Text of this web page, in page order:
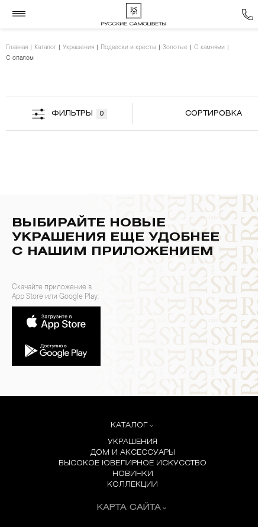
Главная Каталог Украшения Подвески и кресты Золотые
С камнями
С опалом
ФИЛЬТРЫ 0 СОРТИРОВКА
ВЫБИРАЙТЕ НОВЫЕ
УКРАШЕНИЯ ЕЩЕ УДОБНЕЕ
С НАШИМ ПРИЛОЖЕНИЕМ
Скачайте приложение в
App Store или Google Play:
КАТАЛОГ
УКРАШЕНИЯ
ДОМ И АКСЕССУАРЫ
ВЫСОКОЕ ЮВЕЛИРНОЕ ИСКУССТВО
НОВИНКИ
КОЛЛЕКЦИИ
КАРТА САЙТА